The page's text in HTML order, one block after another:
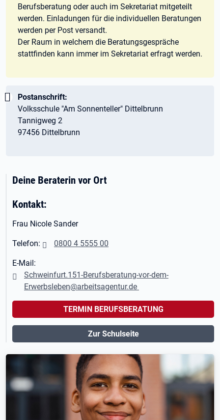
Berufsberatung oder auch im Sekretariat mitgeteilt
werden. Einladungen für die individuellen Beratungen
werden per Post versandt.
Der Raum in welchem die Beratungsgespräche
stattfinden kann immer im Sekretariat erfragt werden.
Wichtig:
Postanschrift:
Volksschule "Am Sonnenteller" Dittelbrunn
Tannigweg 2
97456 Dittelbrunn
Deine Beraterin vor Ort
Kontakt:
Frau Nicole Sander
Telefon: 0800 4 5555 00
E-Mail:
Schweinfurt.151-Berufsberatung-vor-dem-
Erwerbsleben@arbeitsagentur.de
TERMIN BERUFSBERATUNG
Zur Schulseite